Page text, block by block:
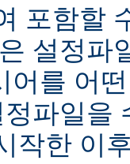
포함할
설정파
어를 어
파일을
작한 이